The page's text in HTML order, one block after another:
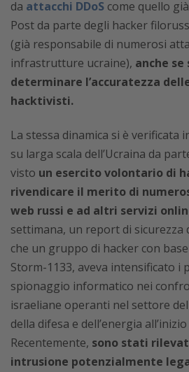
da attacchi DDoS come quello
Post da parte degli hacker
(già responsabile di numerosi
infrastrutture ucraine), anche
determinare l’accuratezza
hacktivisti.
La stessa dinamica si è verificata
su larga scala dell’Ucraina da
visto un esercito volontario di
rivendicare il merito di
web russi e ad altri servizi
settimana, un report di
che un gruppo di hacker con
Storm-1133, aveva intensificato i
spionaggio informatico nei
israeliane operanti nel settore
della difesa e dell’energia all’inizio
Recentemente, sono stati
intrusione potenzialmente